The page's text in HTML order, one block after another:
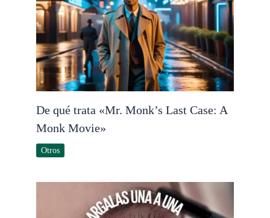
De qué trata «Mr. Monk’s Last Case: A
Monk Movie»
Otros